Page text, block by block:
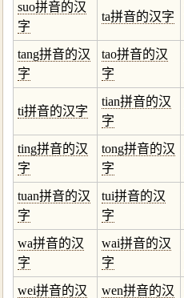
suo拼音的汉
字
ta拼音的汉字
tang拼音的汉
字
tao拼音的汉
字
ti拼音的汉字
tian拼音的汉
字
ting拼音的汉
字
tong拼音的汉
字
tuan拼音的汉
字
tui拼音的汉
字
wa拼音的汉
字
wai拼音的汉
字
wei拼音的汉
wen拼音的汉